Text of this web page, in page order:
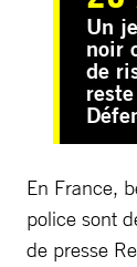
Un
noir
de
En France,
police sont
de presse